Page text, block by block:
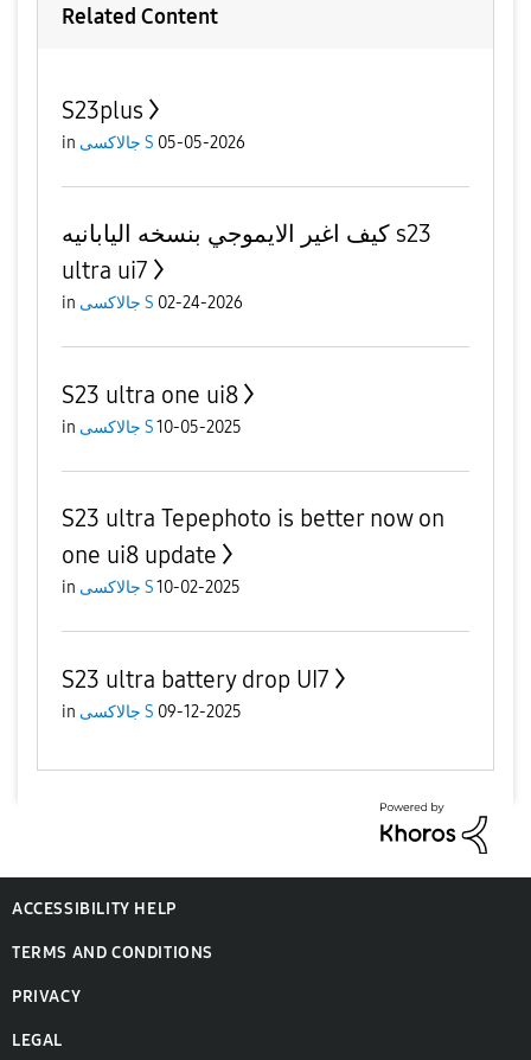
Related Content
S23plus
in جالاكسى S 05-05-2026
كيف اغير الايموجي بنسخه اليابانيه s23
ultra ui7
in جالاكسى S 02-24-2026
S23 ultra one ui8
in جالاكسى S10-05-2025
S23 ultra Tepephoto is better now on
one ui8 update
in جالاكسى S10-02-2025
S23 ultra battery drop UI7
in جالاكسى S 09-12-2025
ACCESSIBILITY HELP
TERMS AND CONDITIONS
PRIVACY
LEGAL